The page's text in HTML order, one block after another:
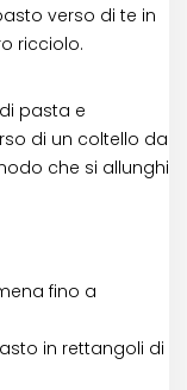
verso di te in
ricciolo.
pasta e
di un coltello da
che si allunghi
fino a
in rettangoli di